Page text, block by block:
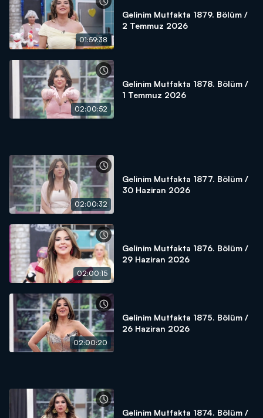
01:59:38
Gelinim Mutfakta 1879. Bölüm /
2 Temmuz 2026
02:00:52
Gelinim Mutfakta 1878. Bölüm /
1 Temmuz 2026
02:00:32
Gelinim Mutfakta 1877. Bölüm /
30 Haziran 2026
02:00:15
Gelinim Mutfakta 1876. Bölüm /
29 Haziran 2026
02:00:20
Gelinim Mutfakta 1875. Bölüm /
26 Haziran 2026
Gelinim Mutfakta 1874. Bölüm /